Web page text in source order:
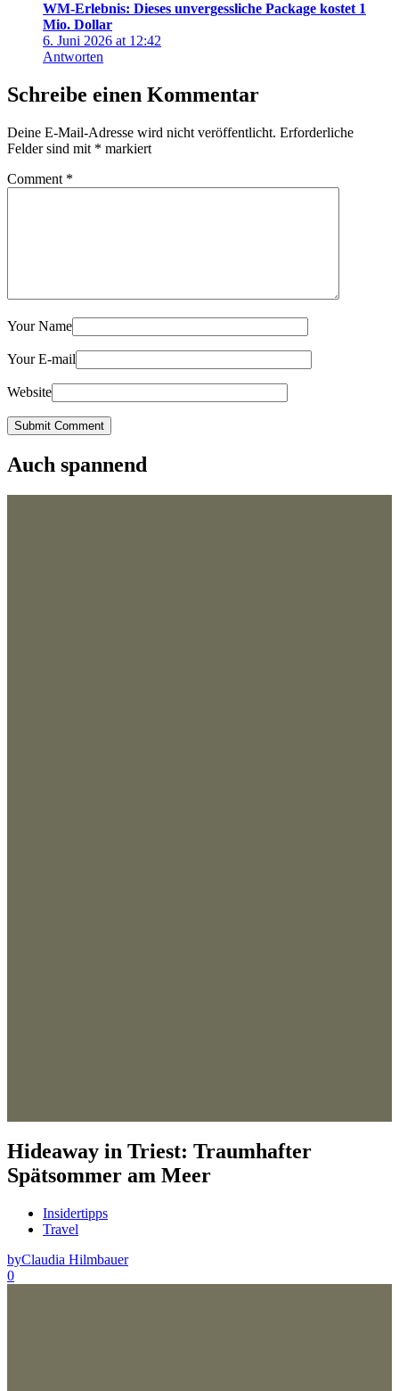
WM-Erlebnis: Dieses unvergessliche Package kostet 1
Mio. Dollar
6. Juni 2026 at 12:42
Antworten
Schreibe einen Kommentar
Deine E-Mail-Adresse wird nicht veröffentlicht. Erforderliche
Felder sind mit * markiert
Comment *
Your Name
Your E-mail
Website
Submit Comment
Auch spannend
Hideaway in Triest: Traumhafter
Spätsommer am Meer
Insidertipps
Travel
byClaudia Hilmbauer
0